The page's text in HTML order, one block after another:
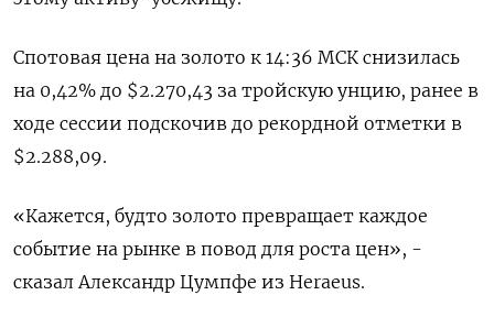
Спотовая цена на золото к 14:36 МСК снизилась
на 0,42% до $2.270,43​ за тройскую унцию, ранее в
ходе сессии подскочив до рекордной отметки в
$2.288,09.
«Кажется, будто золото превращает каждое
событие на рынке в повод для роста цен», -
сказал Александр Цумпфе из Heraeus.